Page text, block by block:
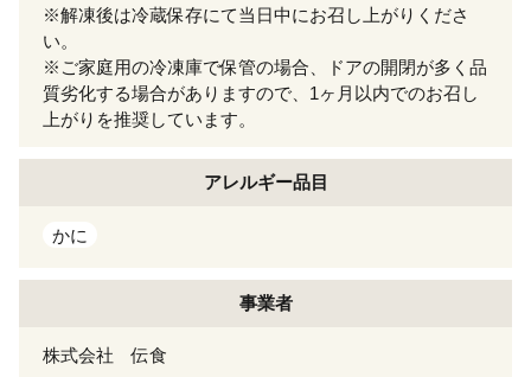
※解凍後は冷蔵保存にて当日中にお召し上がりくださ
い。
※ご家庭用の冷凍庫で保管の場合、ドアの開閉が多く品
質劣化する場合がありますので、1ヶ月以内でのお召し
上がりを推奨しています。
アレルギー品目
かに
事業者
株式会社 伝食